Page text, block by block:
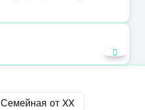
Семейная от XX